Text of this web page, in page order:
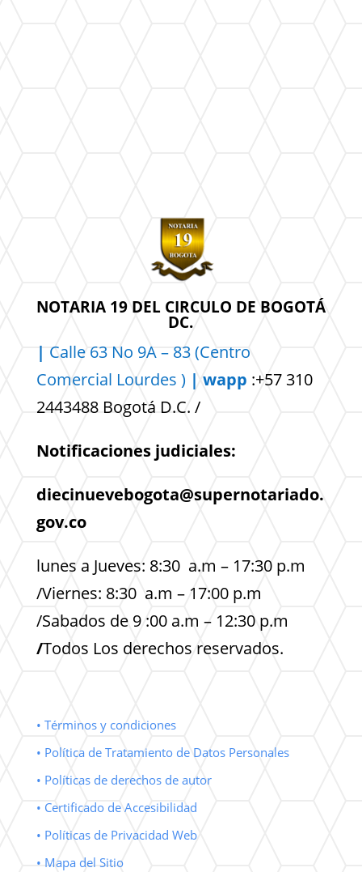
NOTARIA 19 DEL CIRCULO DE BOGOTÁ
DC.
| Calle 63 No 9A – 83 (Centro
Comercial Lourdes ) | wapp :+57 310
2443488 Bogotá D.C. /
Notificaciones judiciales:
diecinuevebogota@supernotariado.
gov.co
lunes a Jueves: 8:30 a.m – 17:30 p.m
/Viernes: 8:30 a.m – 17:00 p.m
/Sabados de 9 :00 a.m – 12:30 p.m
/Todos Los derechos reservados.
• Términos y condiciones
• Política de Tratamiento de Datos Personales
• Políticas de derechos de autor
• Certificado de Accesibilidad
• Políticas de Privacidad Web
• Mapa del Sitio